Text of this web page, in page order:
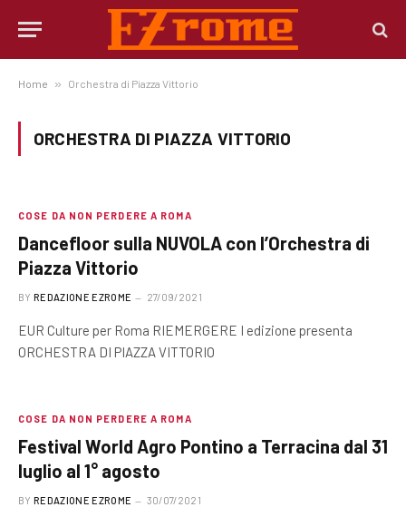
Home » Orchestra di Piazza Vittorio
ORCHESTRA DI PIAZZA VITTORIO
COSE DA NON PERDERE A ROMA
Dancefloor sulla NUVOLA con l’Orchestra di
Piazza Vittorio
BY REDAZIONE EZROME 27/09/2021
EUR Culture per Roma RIEMERGERE I edizione presenta
ORCHESTRA DI PIAZZA VITTORIO
COSE DA NON PERDERE A ROMA
Festival World Agro Pontino a Terracina dal 31
luglio al 1° agosto
BY REDAZIONE EZROME 30/07/2021